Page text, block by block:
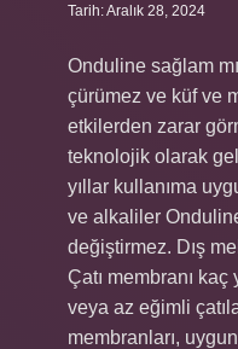
Tarih: Aralık 28, 2024
Onduline sağlam
çürümez ve küf ve
etkilerden zarar
teknolojik olarak
yıllar kullanıma
ve alkaliler
değiştirmez. Dış
Çatı membranı
veya az eğimli
membranları,